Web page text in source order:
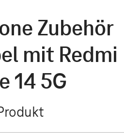
Zubehör
mit Redmi
14 5G